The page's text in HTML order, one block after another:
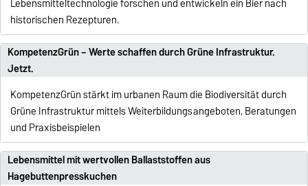
historischen Rezepturen.
KompetenzGrün – Werte schaffen durch Grüne Infrastruktur.
Jetzt.
KompetenzGrün stärkt im urbanen Raum die Biodiversität durch
Grüne Infrastruktur mittels Weiterbildungsangeboten, Beratungen
und Praxisbeispielen
Lebensmittel mit wertvollen Ballaststoffen aus
Hagebuttenpresskuchen